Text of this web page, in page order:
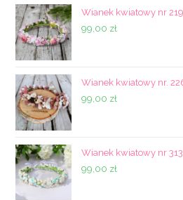
Wianek kwiatowy nr 219
99,00 zł
Wianek kwiatowy nr.
99,00 zł
Wianek kwiatowy nr 313
99,00 zł